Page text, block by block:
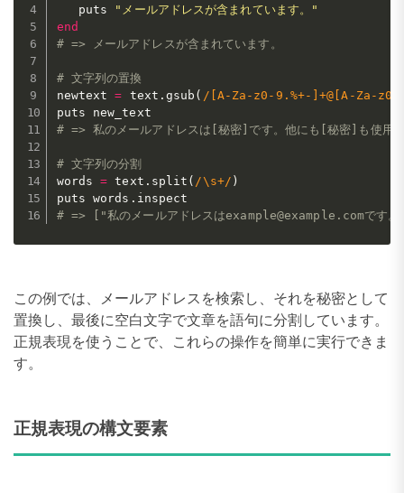
   puts
"メールアドレスが含まれています。"
end
# => メールアドレスが含まれています。
# 文字列の置換
newtext = text .gsub ( /[A-Za-z0-9.%+-]+@[A-Za-
# => 私のメールアドレスは[秘密]です。他にも[秘密]も使用
# 文字列の分割
words = text . split ( /\s+/ )
puts words .
# => ["私のメールアドレスはexample@example.comです
この例では、メールアドレスを検索し、それを秘密として
置換し、最後に空白文字で文章を語句に分割しています。
正規表現を使うことで、これらの操作を簡単に実行できま
す。
正規表現の構文要素